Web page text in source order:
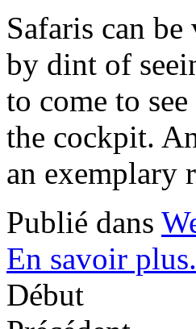
Safaris can
by dint of
to come to
the cockpit.
an exemplary
Publié dans
En savoir
Début